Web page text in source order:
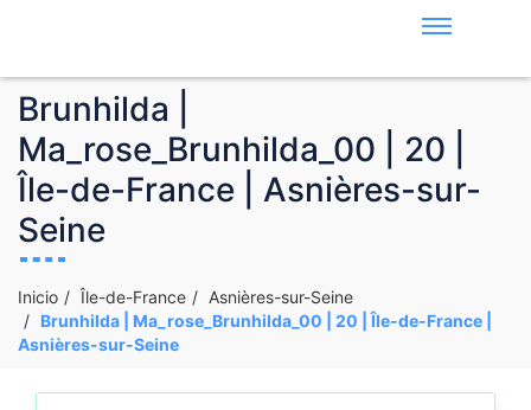
Brunhilda |
Ma_rose_Brunhilda_00 | 20 |
Île-de-France | Asnières-sur-
Seine
Inicio Île-de-France
Asnières-sur-Seine
Brunhilda | Ma_rose_Brunhilda_00 | 20 | Île-de-France |
Asnières-sur-Seine